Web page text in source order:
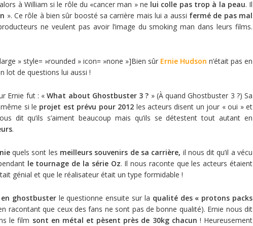
à William si le rôle du «cancer man » ne lui colle pas trop à la peau. Il
». Ce rôle à bien sûr boosté sa carrière mais lui a aussi fermé de pas mal
ne veulent pas avoir l’image du smoking man dans leurs films.
» style= »rounded » icon= »none »]Bien sûr Ernie Hudson n’était pas en
lot de questions lui aussi !
Ernie fut : «What about Ghostbuster 3 ? » (À quand Ghostbuster 3 ?) Sa
si le projet est prévu pour 2012 les acteurs disent un jour « oui » et
dit qu’ils s’aiment beaucoup mais qu’ils se détestent tout autant en
.
quels sont les meilleurs souvenirs de sa carrière, il nous dit qu’il a vécu
le tournage de la série Oz. Il nous raconte que les acteurs étaient
génial et que le réalisateur était un type formidable !
ghostbusterle questionne ensuite sur la qualité des « protons packs
racontant que ceux des fans ne sont pas de bonne qualité). Ernie nous dit
le film sont en métal et pèsent près de 30kg chacun ! Heureusement